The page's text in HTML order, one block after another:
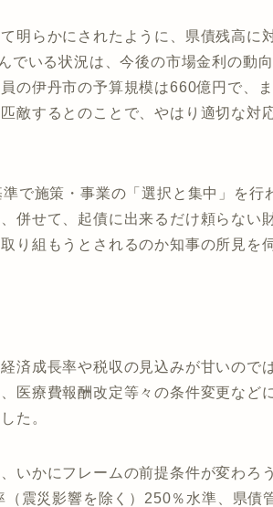
明らかにされたように、県債残高に
でいる状況は、今後の市場金利の動向
の伊丹市の予算規模は660億円で、
敵するとのことで、やはり適切な対
で施策・事業の「選択と集中」を行
併せて、起債に出来るだけ頼らない
り組もうとされるのか知事の所見を
済成長率や税収の見込みが甘いので
医療費報酬改定等々の条件変更など
た。
いかにフレームの前提条件が変わろ
震災影響を除く）250％水準、県債